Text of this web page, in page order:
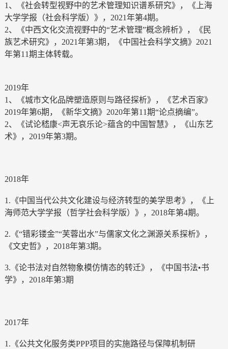
1、《社会转型视野中的艺术管理知识谱系研究》，《上海
大学学报（社会科学版）》，2021年第4期。
2、《中西文化交流视野中的“艺术管理”概念辨析》，《民
族艺术研究》，2021年第3期，《中国社会科学文摘》2021
年第11期主体转载。
2019年
1、《城市文化品牌塑造原则与路径探析》，《艺术百家》
2019年第6期，《新华文摘》2020年第11期“论点摘编”。
2、《试论嵇康<声无哀乐论>蕴含的中国智慧》，《山东艺
术》，2019年第3期。
2018年
1.《中国当代公共文化建设与经济转型的美学思考》，《上
海师范大学学报（哲学社会科学版）》，2018年第4期。
2.《“错彩镂金”“芙蓉出水”与儒家文化之渊源关系探析》，
《文史哲》，2018年第3期。
3.《论书法对自然物象模仿情态的转迁》，《中国书法•书
学》，2018年第3期
2017年
1.《公共文化服务类PPP项目的实施路径与保障机制研